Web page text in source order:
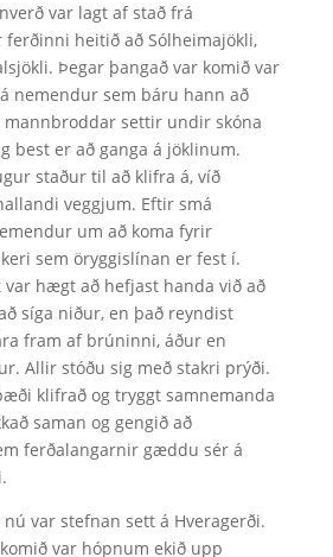
var lagt af stað frá
ferðinni heitið að Sólheimajökli,
Þegar þangað var komið var
nemendur sem báru hann að
settir undir skóna
best er að ganga á jöklinum.
staður til að klifra á, víð
veggjum. Eftir smá
um að koma fyrir
sem öryggislínan er fest í.
hægt að hefjast handa við að
síga niður, en það reyndist
fram af brúninni, áður en
Allir stóðu sig með stakri prýði.
klifrað og tryggt samnemanda
saman og gengið að
ferðalangarnir gæddu sér á
nú var stefnan sett á Hveragerði.
var hópnum ekið upp